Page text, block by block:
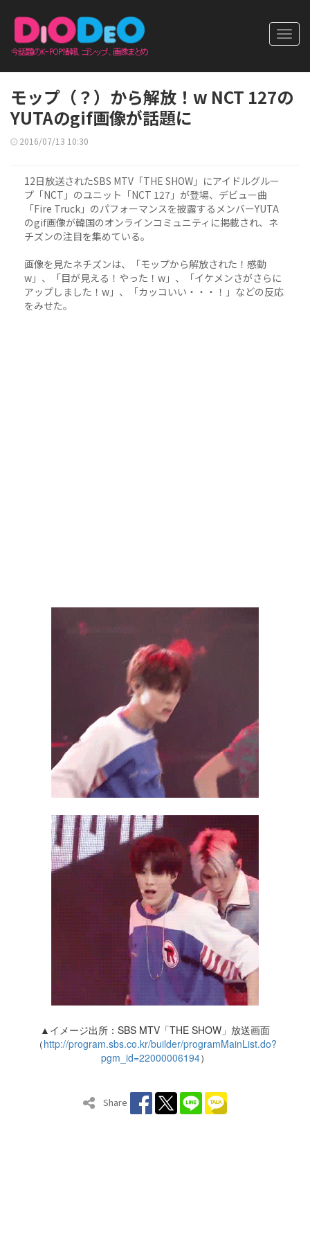
モップ（？）から解放！w NCT 127の
YUTAのgif画像が話題に
2016/07/13 10:30
12日放送されたSBS MTV「THE SHOW」にアイドルグルー
プ「NCT」のユニット「NCT 127」が登場、デビュー曲
「Fire Truck」のパフォーマンスを披露するメンバーYUTA
のgif画像が韓国のオンラインコミュニティに掲載され、ネ
チズンの注目を集めている。
画像を見たネチズンは、「モップから解放された！感動
w」、「目が見える！やった！w」、「イケメンさがさらに
アップしました！w」、「カッコいい・・・！」などの反応
をみせた。
▲イメージ出所：SBS MTV「THE SHOW」放送画面
（http://program.sbs.co.kr/builder/programMainList.do?
pgm_id=22000006194）
Share